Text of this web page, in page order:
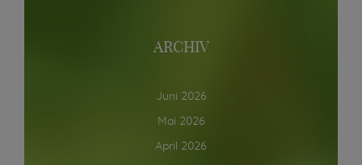
ARCHIV
Juni 2026
Mai 2026
April 2026